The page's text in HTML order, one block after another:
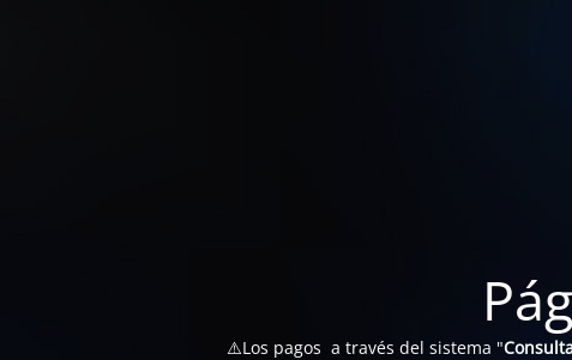
⚠️Los pagos a través del sistema "